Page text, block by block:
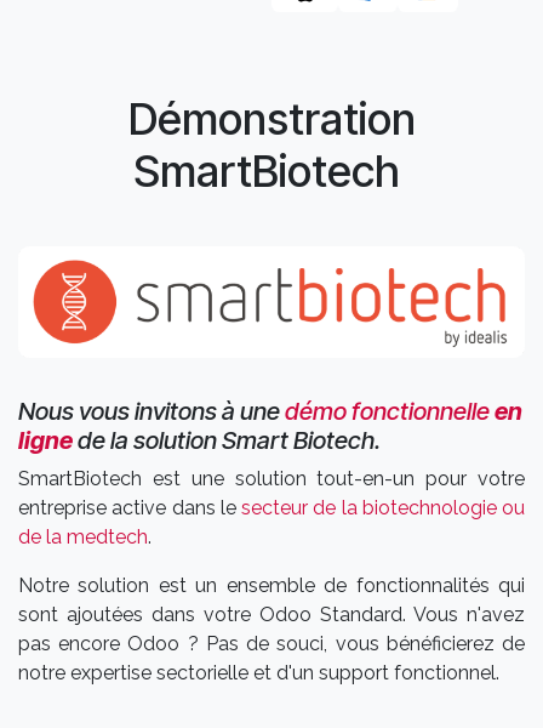
Démonstration
SmartBiotech
Nous vous invitons à unedémo fonctionnelleen
lignede la solution Smart Biotech.
SmartBiotech est une solution tout-en-un pour votre
entreprise active dans le secteur de la biotechnologie ou
de la medtech.
Notre solution est un ensemble de fonctionnalités qui
sont ajoutées dans votre Odoo Standard. Vous n'avez
pas encore Odoo ? Pas de souci, vous bénéficierez de
notre expertise sectorielle et d'un support fonctionnel.